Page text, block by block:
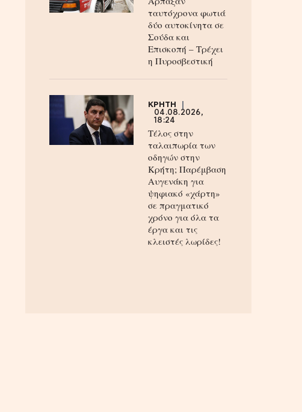
ταυτόχρονα φωτιά
δύο αυτοκίνητα σε
Σούδα και
Επισκοπή – Τρέχει
η Πυροσβεστική
ΚΡΗΤΗ
04.08.2026,
18:24
Τέλος στην
ταλαιπωρία των
οδηγών στην
Κρήτη; Παρέμβαση
Αυγενάκη για
ψηφιακό «χάρτη»
σε πραγματικό
χρόνο για όλα τα
έργα και τις
κλειστές λωρίδες!